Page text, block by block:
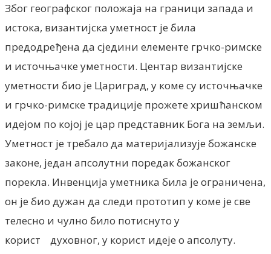
Због географског положаја на граници запада и
истока, византијска уметност је била
предодређена да сједини елементе грчко-римске
и источњачке уметности. Центар византијске
уметности био је Цариград, у коме су источњачке
и грчко-римске традиције прожете хришћанском
идејом по којој је цар представник Бога на земљи.
Уметност је требало да материјализује божанске
законе, један апсолутни поредак божанског
порекла. Инвенција уметника била је ограничена,
он је био дужан да следи прототип у коме је све
телесно и чулно било потиснуто у
корист духовног, у корист идеје о апсолуту.